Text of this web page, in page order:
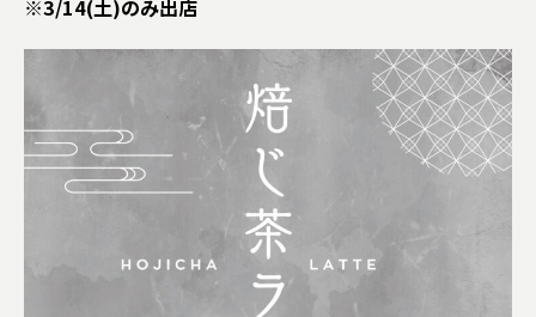
※3/14(土)のみ出店